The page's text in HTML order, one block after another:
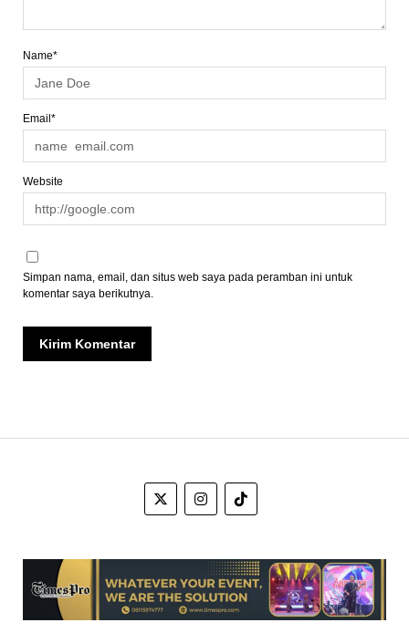
Name*
Email*
Website
Simpan nama, email, dan situs web saya pada peramban ini untuk
komentar saya berikutnya.